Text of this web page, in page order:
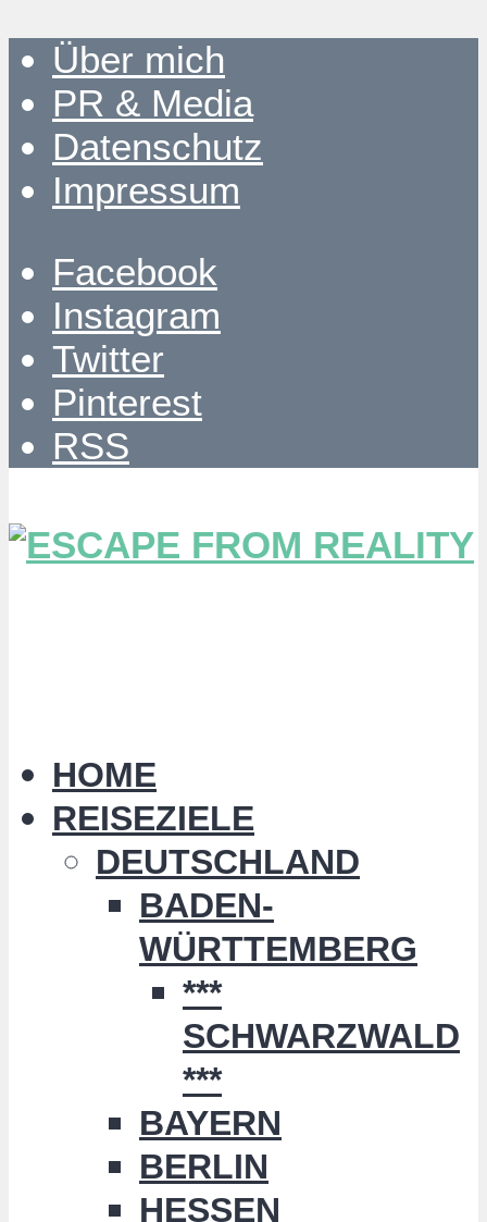
Über mich
PR & Media
Datenschutz
Impressum
Facebook
Instagram
Twitter
Pinterest
RSS
HOME
REISEZIELE
DEUTSCHLAND
BADEN-
WÜRTTEMBERG
***
SCHWARZWALD
***
BAYERN
BERLIN
HESSEN